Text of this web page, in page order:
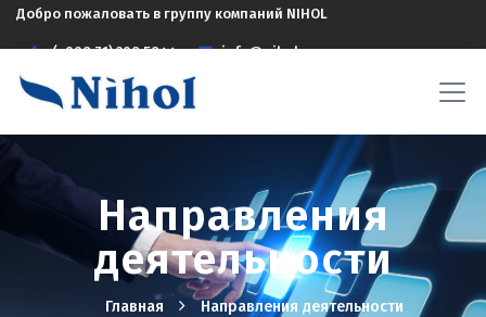
Добро пожаловать в группу компаний NIHOL
(+998 71) 208 5844 info@nihol.uz
Направления
деятельности
Главная Hаправления деятельности